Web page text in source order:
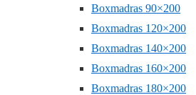
Boxmadras 90×200
Boxmadras 120×200
Boxmadras 140×200
Boxmadras 160×200
Boxmadras 180×200